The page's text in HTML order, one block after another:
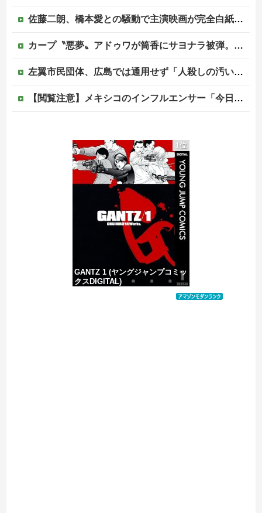
佐藤二朗、橋本愛との騒動で主演映画が完全白紙へｗｗｗｗｗ
カープ〝悪夢〟アドゥワが筒香にサヨナラ被弾。坂倉11号！斉藤優5回2失点！辻遠藤ら0封も高が同点被弾。4連敗で今季ワースト借金17【広島3-4xDeNA/試合結果】他
左翼市民団体、広島では通用せず「人殺しの汚い足で広島の土を踏むな！」→広島県民「お前らの方が汚いんじゃ！」「ワシらが広島県民じゃ」
【閲覧注意】メキシコのインフルエンサー「今日は友達と配達員のアルバイトを体験してみるよ！！」←結果・・・
海外「お前が言うな！」FIFA会長を批判した元名選手に海外から猛反発！（海外の反応）
ひろゆき「出馬する気ないから話さなかった」妻「それでも不誠実だろ」→離婚協議へｗｗｗｗｗ
中国の海水浴場の映像があまりにも・・・
1位
GANTZ 1 (ヤングジャンプコミッ
クスDIGITAL)
価格：¥100